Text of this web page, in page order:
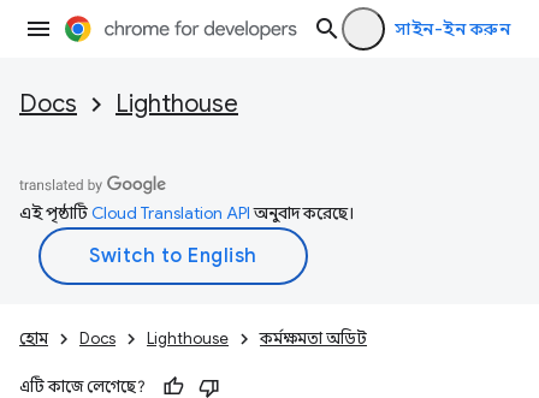
সাইন-ইন করুন
Docs Lighthouse
এই পৃষ্ঠাটিCloud Translation APIঅনুবাদ করেছে।
হোম Docs Lighthouse কর্মক্ষমতা অডিট
এটি কাজে লেগেছে?